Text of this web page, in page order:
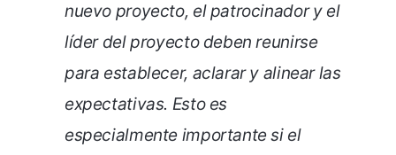
nuevo proyecto, el patrocinador y el
líder del proyecto deben reunirse
para establecer, aclarar y alinear las
expectativas. Esto es
especialmente importante si el